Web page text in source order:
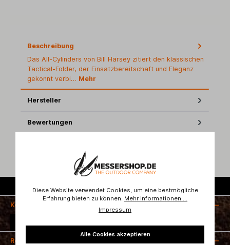
Beschreibung
Das All-Cylinders von Bill Harsey zitiert den klassischen
Tactical-Folder, der Einsatzbereitschaft und Eleganz
gekonnt verbi… Mehr
Hersteller
Bewertungen
Kontakt
Rechtliches
Diese Website verwendet Cookies, um eine bestmögliche
Erfahrung bieten zu können. Mehr Informationen ...
Impressum
Alle Cookies akzeptieren